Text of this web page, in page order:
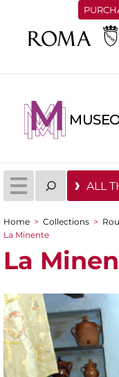
ALL
You are here
Home > Collections >
La Minente
La